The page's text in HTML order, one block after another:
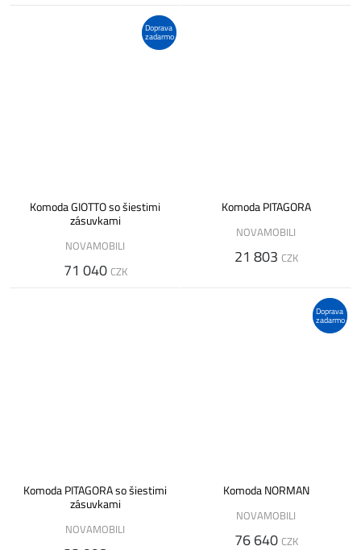
Doprava
zadarmo
Komoda GIOTTO so šiestimi
zásuvkami
NOVAMOBILI
71 040 CZK
Komoda PITAGORA
NOVAMOBILI
21 803 CZK
Komoda PITAGORA so šiestimi
zásuvkami
NOVAMOBILI
Doprava
zadarmo
Komoda NORMAN
NOVAMOBILI
76 640 CZK